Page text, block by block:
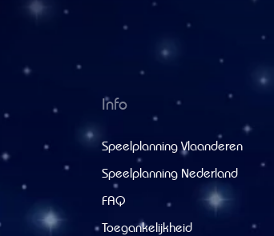
Info
Speelplanning Vlaanderen
Speelplanning Nederland
FAQ
Toegankelijkheid